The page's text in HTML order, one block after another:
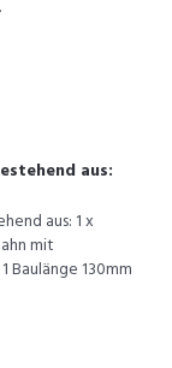
aus:
aus: 1 x
mit
Baulänge 130mm